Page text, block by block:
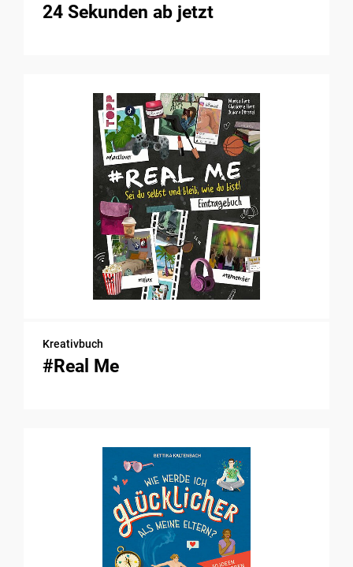
24 Sekunden ab jetzt
Kreativbuch
#Real Me